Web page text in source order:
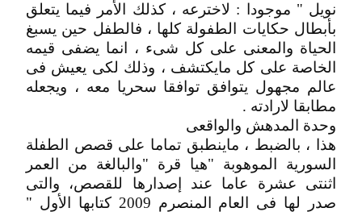
نويل " موجودا : لاخترعه ، كذلك الأمر فيما يتعلق
بأبطال حكايات الطفولة كلها ، فالطفل حين يسبغ
الحياة والمعنى على كل شىء ، انما يضفى قيمه
الخاصة على كل مايكتشف ، وذلك لكى يعيش فى
عالم مجهول يتوافق توافقا سحريا معه ، ويجعله
مطابقا لارادته .
وحدة المدهش والواقعى
هذا ، بالضبط ، ماينطبق تماما على قصص الطفلة
السورية الموهوبة "هيا قرة "والبالغة من العمر
اثنتى عشرة عاما عند إصدارها للقصص، والتى
صدر لها فى العام المنصرم 2009 كتابها الأول "